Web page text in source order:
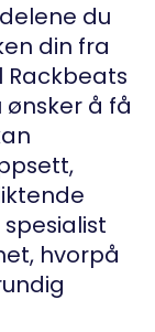
du
din fra
å få
hvorpå